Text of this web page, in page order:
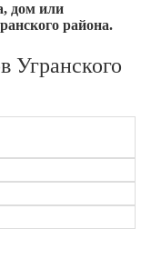
дом или
района.
Угранского